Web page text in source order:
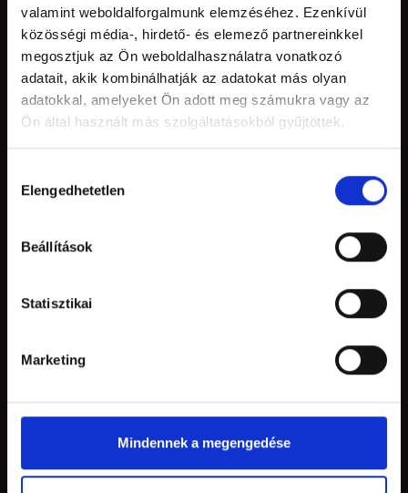
valamint weboldalforgalmunk elemzéséhez. Ezenkívül
közösségi média-, hirdető- és elemező partnereinkkel
megosztjuk az Ön weboldalhasználatra vonatkozó
adatait, akik kombinálhatják az adatokat más olyan
adatokkal, amelyeket Ön adott meg számukra vagy az
Ön által használt más szolgáltatásokból gyűjtöttek.
kiválasztása
Elengedhetetlen
Beállítások
Statisztikai
Marketing
Mindennek a megengedése
STÜHMER
Történetünk
Márkaboltok
Help Desk